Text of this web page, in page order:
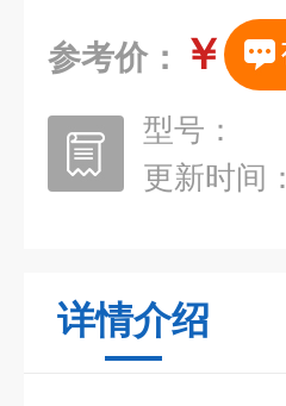
参考价： ￥
型号：
更新时间：
详情介绍